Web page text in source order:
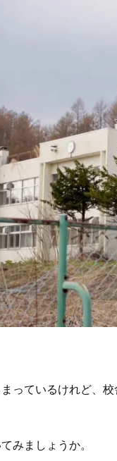
っているけれど、
みましょうか。